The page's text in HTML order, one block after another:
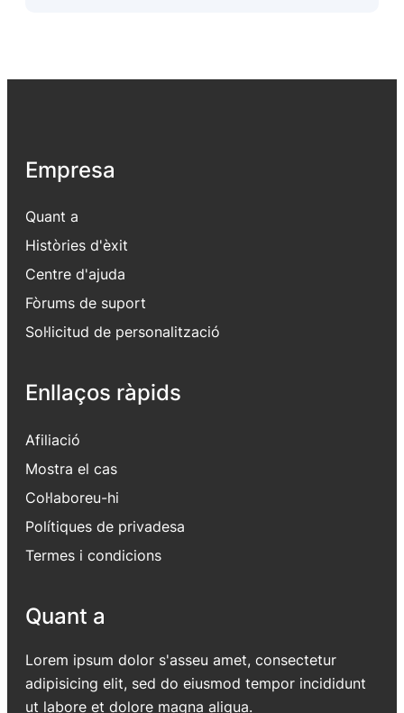
Empresa
Quant a
Històries d'èxit
Centre d'ajuda
Fòrums de suport
Sol·licitud de personalització
Enllaços ràpids
Afiliació
Mostra el cas
Col·laboreu-hi
Polítiques de privadesa
Termes i condicions
Quant a
Lorem ipsum dolor s'asseu amet, consectetur
adipisicing elit, sed do eiusmod tempor incididunt
ut labore et dolore magna aliqua.